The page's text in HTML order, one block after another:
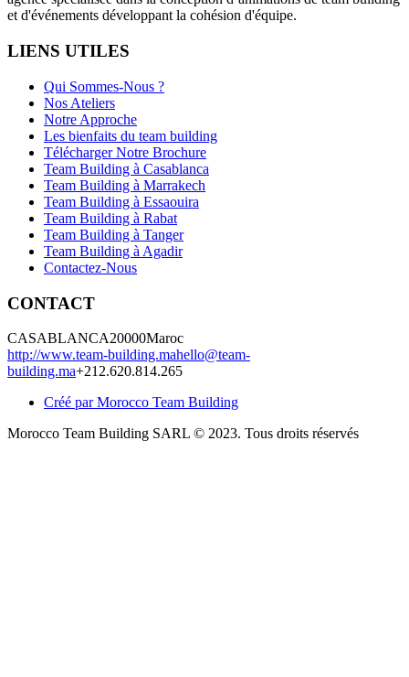
et d'événements développant la cohésion d'équipe.
LIENS UTILES
Qui Sommes-Nous ?
Nos Ateliers
Notre Approche
Les bienfaits du team building
Télécharger Notre Brochure
Team Building à Casablanca
Team Building à Marrakech
Team Building à Essaouira
Team Building à Rabat
Team Building à Tanger
Team Building à Agadir
Contactez-Nous
CONTACT
CASABLANCA20000Maroc
http://www.team-building.mahello@team-
building.ma+212.620.814.265
Créé par Morocco Team Building
Morocco Team Building SARL © 2023. Tous droits réservés